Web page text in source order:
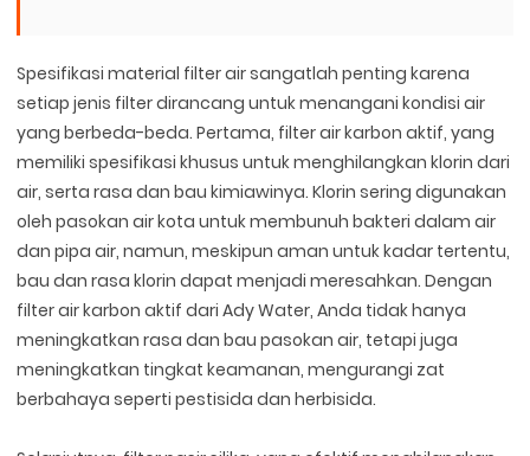
Spesifikasi material filter air sangatlah penting karena
setiap jenis filter dirancang untuk menangani kondisi air
yang berbeda-beda. Pertama, filter air karbon aktif, yang
memiliki spesifikasi khusus untuk menghilangkan klorin dari
air, serta rasa dan bau kimiawinya. Klorin sering digunakan
oleh pasokan air kota untuk membunuh bakteri dalam air
dan pipa air, namun, meskipun aman untuk kadar tertentu,
bau dan rasa klorin dapat menjadi meresahkan. Dengan
filter air karbon aktif dari Ady Water, Anda tidak hanya
meningkatkan rasa dan bau pasokan air, tetapi juga
meningkatkan tingkat keamanan, mengurangi zat
berbahaya seperti pestisida dan herbisida.